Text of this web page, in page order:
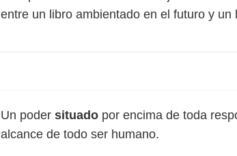
entre un libro ambientado en el futuro y un
Un poder situado por encima de toda
alcance de todo ser humano.